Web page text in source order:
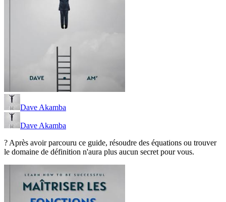
Dave Akamba
Dave Akamba
? Après avoir parcouru ce guide, résoudre des équations ou trouver
le domaine de définition n'aura plus aucun secret pour vous.